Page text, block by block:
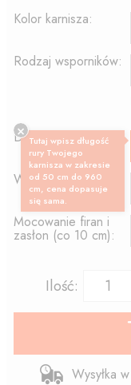
Kolor karnisza:
Rodzaj wsporników:
Długość profilu:
Wzór końcówki:
Mocowanie firan i
zasłon (co 10 cm):
Ilość:
Wysyłka w
Tutaj wpisz długość
rury Twojego
karnisza w zakresie
od 50 cm do 960
cm, cena dopasuje
się sama.